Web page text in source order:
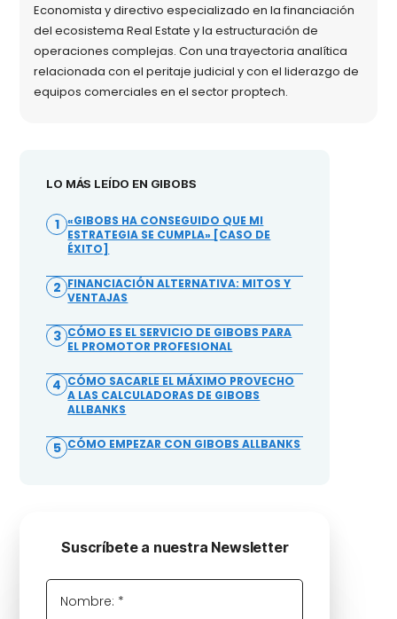
Economista y directivo especializado en la financiación
del ecosistema Real Estate y la estructuración de
operaciones complejas. Con una trayectoria analítica
relacionada con el peritaje judicial y con el liderazgo de
equipos comerciales en el sector proptech.
LO MÁS LEÍDO EN GIBOBS
1 «GIBOBS HA CONSEGUIDO QUE MI
ESTRATEGIA SE CUMPLA» [CASO DE
ÉXITO]
2 FINANCIACIÓN ALTERNATIVA: MITOS Y
VENTAJAS
3 CÓMO ES EL SERVICIO DE GIBOBS PARA
EL PROMOTOR PROFESIONAL
4 CÓMO SACARLE EL MÁXIMO PROVECHO
A LAS CALCULADORAS DE GIBOBS
ALLBANKS
5 CÓMO EMPEZAR CON GIBOBS ALLBANKS
Suscríbete a nuestra Newsletter
Nombre: *